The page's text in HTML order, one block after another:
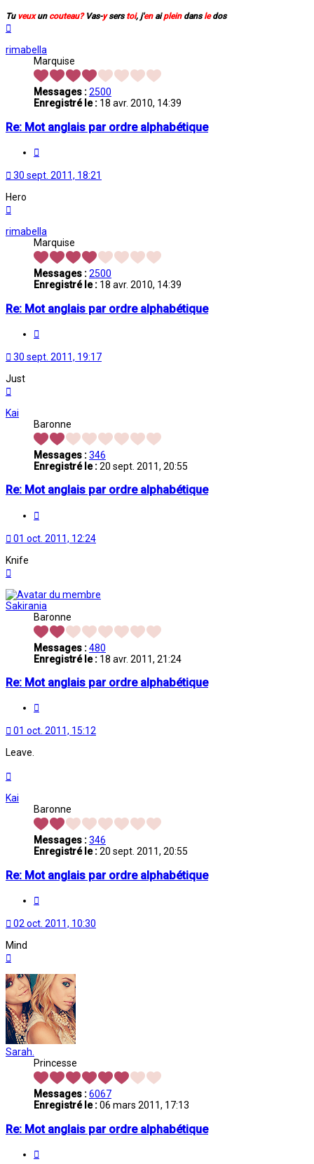
Tuveuxun couteau?Vas-yserstoi, j'enaiplein dansledos
rimabella
Marquise
Messages :2500
Enregistré le : 18 avr. 2010, 14:39
Re: Mot anglais par ordre alphabétique
30 sept. 2011, 18:21
Hero
rimabella
Marquise
Messages :2500
Enregistré le : 18 avr. 2010, 14:39
Re: Mot anglais par ordre alphabétique
30 sept. 2011, 19:17
Just
Kai
Baronne
Messages :346
Enregistré le :20 sept. 2011, 20:55
Re: Mot anglais par ordre alphabétique
01 oct. 2011, 12:24
Knife
Sakirania
Baronne
Messages :480
Enregistré le : 18 avr. 2011, 21:24
Re: Mot anglais par ordre alphabétique
01 oct. 2011, 15:12
Leave.
Kai
Baronne
Messages :346
Enregistré le :20 sept. 2011, 20:55
Re: Mot anglais par ordre alphabétique
02 oct. 2011, 10:30
Mind
Sarah.
Princesse
Messages :6067
Enregistré le :06 mars 2011, 17:13
Re: Mot anglais par ordre alphabétique